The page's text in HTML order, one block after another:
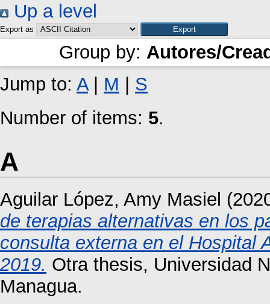
Up a level
Export as
Group by: Autores/
Jump to: A| M
S
Number of items: 5.
A
Aguilar López, Amy Masiel
de terapias alternativas en los
consulta externa en el Hospital
2019. Otra thesis, Universidad
Managua.